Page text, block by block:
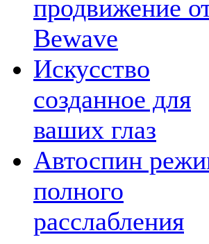
продвижение
Bewave
Искусство
созданное для
ваших глаз
Автоспин
полного
расслабления